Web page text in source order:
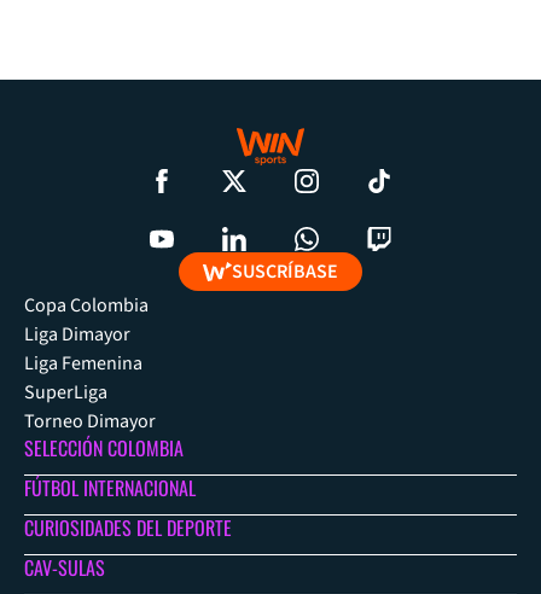
SUSCRÍBASE
Copa Colombia
Liga Dimayor
Liga Femenina
SuperLiga
Torneo Dimayor
SELECCIÓN COLOMBIA
FÚTBOL INTERNACIONAL
CURIOSIDADES DEL DEPORTE
CAV-SULAS